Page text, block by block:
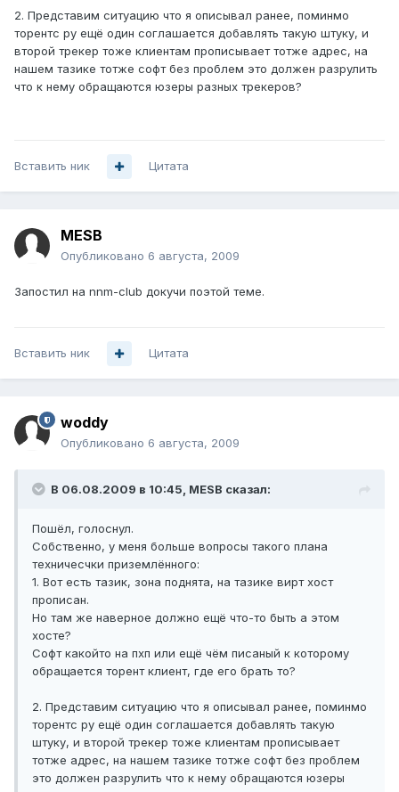
2. Представим ситуацию что я описывал ранее, поминмо
торентс ру ещё один соглашается добавлять такую штуку, и
второй трекер тоже клиентам прописывает тотже адрес, на
нашем тазике тотже софт без проблем это должен разрулить
что к нему обращаются юзеры разных трекеров?
Вставить ник Цитата
MESB
Опубликовано 6 августа, 2009
Запостил на nnm-club докучи поэтой теме.
Вставить ник Цитата
woddy
Опубликовано 6 августа, 2009
В 06.08.2009 в 10:45, MESB сказал:
Пошёл, голоснул.
Собственно, у меня больше вопросы такого плана
техничесчки приземлённого:
1. Вот есть тазик, зона поднята, на тазике вирт хост
прописан.
Но там же наверное должно ещё что-то быть а этом
хосте?
Софт какойто на пхп или ещё чём писаный к которому
обращается торент клиент, где его брать то?
2. Представим ситуацию что я описывал ранее, поминмо
торентс ру ещё один соглашается добавлять такую
штуку, и второй трекер тоже клиентам прописывает
тотже адрес, на нашем тазике тотже софт без проблем
это должен разрулить что к нему обращаются юзеры